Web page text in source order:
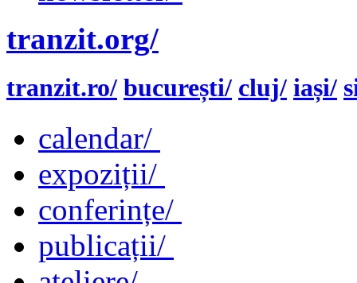
tranzit.org/
tranzit.ro/ bucurești/ cluj/ iași/
calendar/
expoziții/
conferințe/
publicații/